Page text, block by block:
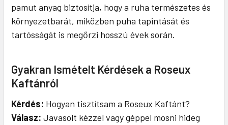
pamut anyag biztosítja, hogy a ruha természetes és
környezetbarát, miközben puha tapintását és
tartósságát is megőrzi hosszú évek során.
Gyakran Ismételt Kérdések a Roseux
Kaftánról
Kérdés: Hogyan tisztítsam a Roseux Kaftánt?
Válasz: Javasolt kézzel vagy géppel mosni hideg